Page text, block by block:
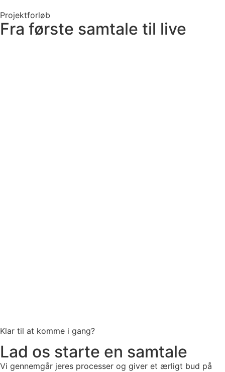
Projektforløb
Fra første samtale til live
Klar til at komme i gang?
Lad os starte en samtale
Vi gennemgår jeres processer og giver et ærligt bud på